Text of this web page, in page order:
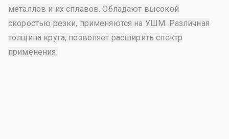
металлов и их сплавов. Обладают высокой
скоростью резки, применяются на УШМ. Различная
толщина круга, позволяет расширить спектр
применения.